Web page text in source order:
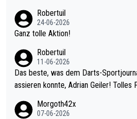
mal 40+ erst recht. Da gewinnst keinen Blumentopf - ist ja noc
h krasser wie ein Pokalspiel eines Kreisligisten vs einem Bund
Robertuil
24-06-2026
Ganz tolle Aktion!
Robertuil
11-06-2026
Das beste, was dem Darts-
assieren konnte, Adrian Geiler! Tolles
Morgoth42x
07-06-2026